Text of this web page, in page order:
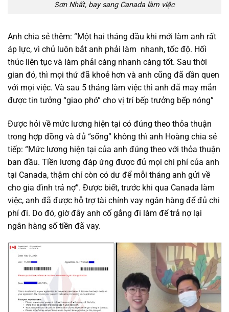
Sơn Nhất, bay sang Canada làm việc
Anh chia sẻ thêm: “Một hai tháng đầu khi mới làm anh rất
áp lực, vì chủ luôn bắt anh phải làm nhanh, tốc độ. Hối
thúc liên tục và làm phải càng nhanh càng tốt. Sau thời
gian đó, thì mọi thứ đã khoẻ hơn và anh cũng đã dần quen
với mọi việc. Và sau 5 tháng làm việc thì anh đã may mắn
được tin tưởng “giao phó” cho vị trí bếp trưởng bếp nóng”
Được hỏi về mức lương hiện tại có đúng theo thỏa thuận
trong hợp đồng và đủ “sống” không thì anh Hoàng chia sẻ
tiếp: “Mức lương hiện tại của anh đúng theo với thỏa thuận
ban đầu. Tiền lương đáp ứng được đủ mọi chi phí của anh
tại Canada, thậm chí còn có dư để mỗi tháng anh gửi về
cho gia đình trả nợ”. Được biết, trước khi qua Canada làm
việc, anh đã được hỗ trợ tài chính vay ngân hàng để đủ chi
phí đi. Do đó, giờ đây anh cố gắng đi làm để trả nợ lại
ngân hàng số tiền đã vay.